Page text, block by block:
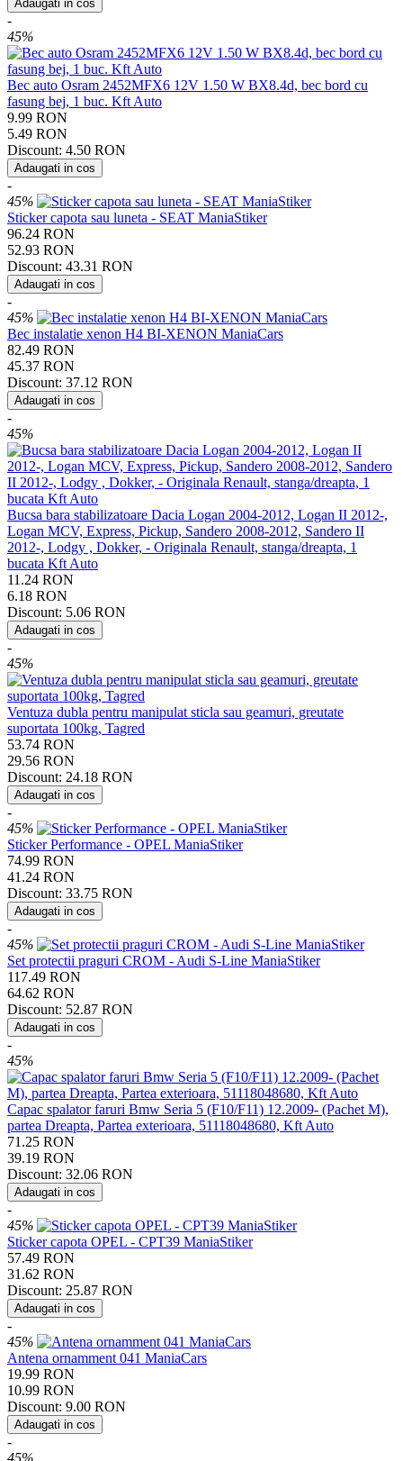
Adaugati in cos
-
45%
Bec auto Osram 2452MFX6 12V 1.50 W BX8.4d, bec bord cu
fasung bej, 1 buc. Kft Auto
9.99 RON
5.49 RON
Discount: 4.50 RON
Adaugati in cos
-
45%
Sticker capota sau luneta - SEAT ManiaStiker
96.24 RON
52.93 RON
Discount: 43.31 RON
Adaugati in cos
-
45%
Bec instalatie xenon H4 BI-XENON ManiaCars
82.49 RON
45.37 RON
Discount: 37.12 RON
Adaugati in cos
-
45%
Bucsa bara stabilizatoare Dacia Logan 2004-2012, Logan II 2012-,
Logan MCV, Express, Pickup, Sandero 2008-2012, Sandero II
2012-, Lodgy , Dokker, - Originala Renault, stanga/dreapta, 1
bucata Kft Auto
11.24 RON
6.18 RON
Discount: 5.06 RON
Adaugati in cos
-
45%
Ventuza dubla pentru manipulat sticla sau geamuri, greutate
suportata 100kg, Tagred
53.74 RON
29.56 RON
Discount: 24.18 RON
Adaugati in cos
-
45%
Sticker Performance - OPEL ManiaStiker
74.99 RON
41.24 RON
Discount: 33.75 RON
Adaugati in cos
-
45%
Set protectii praguri CROM - Audi S-Line ManiaStiker
117.49 RON
64.62 RON
Discount: 52.87 RON
Adaugati in cos
-
45%
Capac spalator faruri Bmw Seria 5 (F10/F11) 12.2009- (Pachet M),
partea Dreapta, Partea exterioara, 51118048680, Kft Auto
71.25 RON
39.19 RON
Discount: 32.06 RON
Adaugati in cos
-
45%
Sticker capota OPEL - CPT39 ManiaStiker
57.49 RON
31.62 RON
Discount: 25.87 RON
Adaugati in cos
-
45%
Antena ornamment 041 ManiaCars
19.99 RON
10.99 RON
Discount: 9.00 RON
Adaugati in cos
-
45%